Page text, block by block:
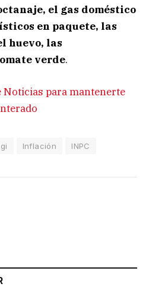
el gas doméstico
en paquete, las
huevo, las
verde.
Noticias para mantenerte
Inflación INPC